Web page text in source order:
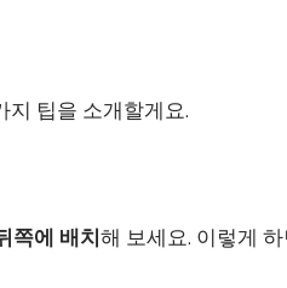
지 팁을 소개할게요.
쪽에 배치 해 보세요. 이렇게 하